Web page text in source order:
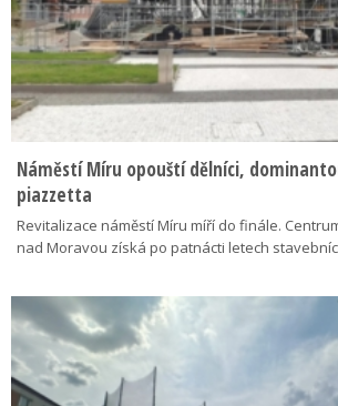
Náměstí Míru opouští dělníci,
piazzetta
Revitalizace náměstí Míru míří do finále.
nad Moravou získá po patnácti letech